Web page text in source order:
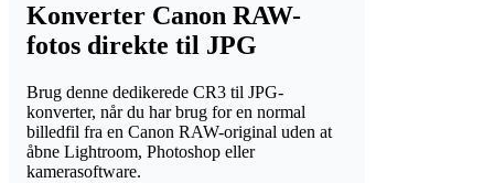
Konverter Canon RAW-
fotos direkte til JPG
Brug denne dedikerede CR3 til JPG-
konverter, når du har brug for en normal
billedfil fra en Canon RAW-original uden at
åbne Lightroom, Photoshop eller
kamerasoftware.